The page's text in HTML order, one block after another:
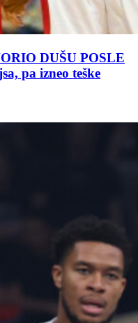
DUŠU POSLE
pa izneo teške